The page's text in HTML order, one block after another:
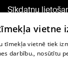
Sīkdatņu
noteikumi
Komentāru
vietne
tīmekļa vietnē tiek
darbību., nosūtītu